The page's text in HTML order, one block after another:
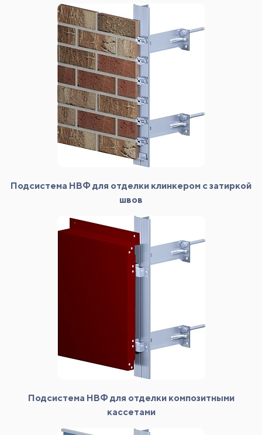
Подсистема НВФ для отделки клинкером с затиркой
швов
Подсистема НВФ для отделки композитными
кассетами